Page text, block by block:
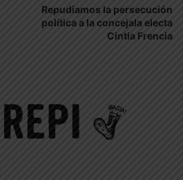
Repudiamos la persecución
política a la concejala electa
Cintia Frencia